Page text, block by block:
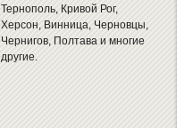
Тернополь, Кривой Рог,
Херсон, Винница, Черновцы,
Чернигов, Полтава и многие
другие.